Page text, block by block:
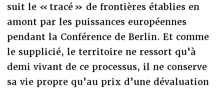
suit le « tracé » de frontières établies en
amont par les puissances européennes
pendant la Conférence de Berlin. Et comme
le supplicié, le territoire ne ressort qu’à
demi vivant de ce processus, il ne conserve
sa vie propre qu’au prix d’une dévaluation